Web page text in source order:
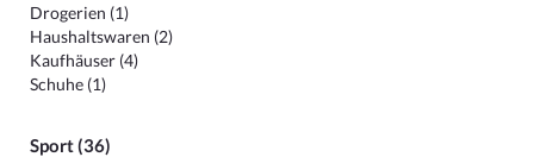
Drogerien (1)
Haushaltswaren (2)
Kaufhäuser (4)
Schuhe (1)
Sport (36)